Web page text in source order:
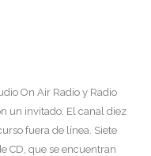
On Air Radio y Radio
un invitado. El canal diez
fuera de línea. Siete
CD, que se encuentran